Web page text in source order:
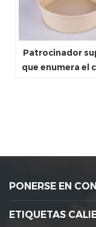
Patrocinador
que enumera el
mayor del
PONERSE EN
ETIQUETAS